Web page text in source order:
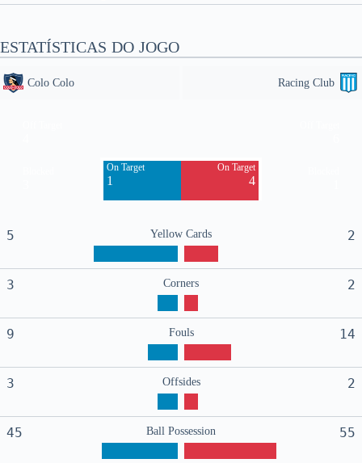
ESTATÍSTICAS DO JOGO
Colo Colo Racing Club
On Target
1
On Target
4
5 Yellow Cards 2
3 Corners 2
9 Fouls 14
3 Offsides 2
45 Ball Possession 55